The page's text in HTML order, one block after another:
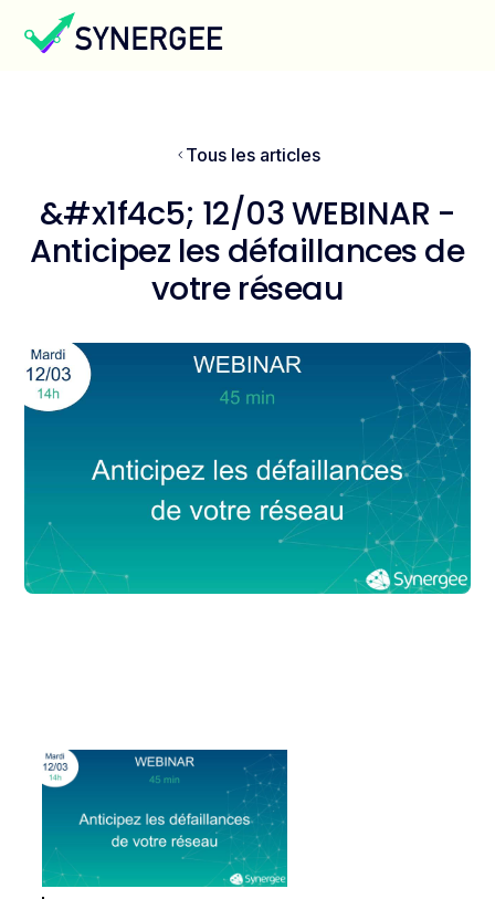
Tous les articles
&#x1f4c5; 12/03 WEBINAR -
Anticipez les défaillances de
votre réseau